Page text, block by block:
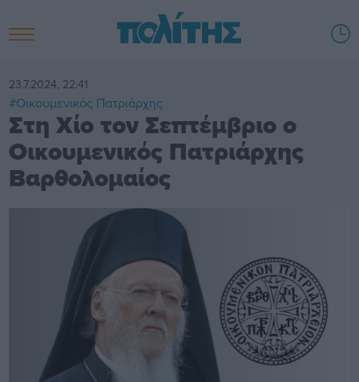
23.7.2024, 22:41
#Οικουμενικός Πατριάρχης
Στη Χίο τον Σεπτέμβριο ο
Οικουμενικός Πατριάρχης
Βαρθολομαίος